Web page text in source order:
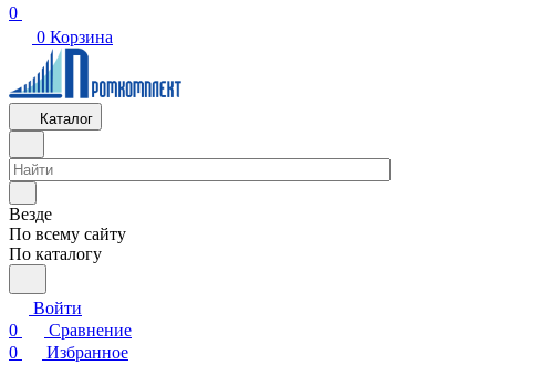
0
0 Корзина
Каталог
Везде
По всему сайту
По каталогу
Войти
0
Сравнение
0
Избранное